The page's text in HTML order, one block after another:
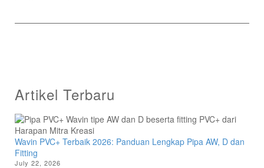
Artikel Terbaru
Wavin PVC+ Terbaik 2026: Panduan Lengkap Pipa AW, D dan
Fitting
July 22, 2026